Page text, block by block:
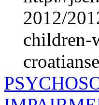
2012/
children-